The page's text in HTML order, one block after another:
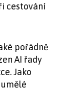
cestování
pořádně
AI řady
Jako